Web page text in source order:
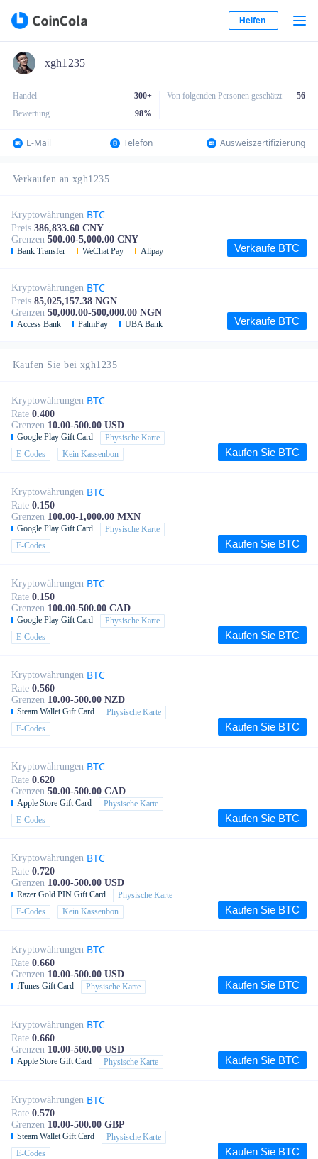
Helfen
xgh1235
Handel
300+
Bewertung
98%
Von folgenden Personen geschätzt 56
E-Mail Telefon Ausweiszertifizierung
Verkaufen an xgh1235
Kryptowährungen BTC
Preis 386,833.60 CNY
Grenzen 500.00-5,000.00 CNY
Bank Transfer WeChat Pay Alipay Verkaufe BTC
Kryptowährungen BTC
Preis 85,025,157.38 NGN
Grenzen 50,000.00-500,000.00 NGN
Access Bank PalmPay UBA Bank Verkaufe BTC
Kaufen Sie bei xgh1235
Kryptowährungen BTC
Rate 0.400
Grenzen 10.00-500.00 USD
Google Play Gift Card
Physische Karte
E-Codes
Kein Kassenbon Kaufen Sie BTC
Kryptowährungen BTC
Rate 0.150
Grenzen 100.00-1,000.00 MXN
Google Play Gift Card
Physische Karte
E-Codes
Kaufen Sie BTC
Kryptowährungen BTC
Rate 0.150
Grenzen 100.00-500.00 CAD
Google Play Gift Card
Physische Karte
E-Codes
Kaufen Sie BTC
Kryptowährungen BTC
Rate 0.560
Grenzen 10.00-500.00 NZD
Steam Wallet Gift Card
Physische Karte
E-Codes
Kaufen Sie BTC
Kryptowährungen BTC
Rate 0.620
Grenzen 50.00-500.00 CAD
Apple Store Gift Card
Physische Karte
E-Codes
Kaufen Sie BTC
Kryptowährungen BTC
Rate 0.720
Grenzen 10.00-500.00 USD
Razer Gold PIN Gift Card
Physische Karte
E-Codes
Kein Kassenbon Kaufen Sie BTC
Kryptowährungen BTC
Rate 0.660
Grenzen 10.00-500.00 USD
iTunes Gift Card Physische Karte Kaufen Sie BTC
Kryptowährungen BTC
Rate 0.660
Grenzen 10.00-500.00 USD
Apple Store Gift Card Physische Karte Kaufen Sie BTC
Kryptowährungen BTC
Rate 0.570
Grenzen 10.00-500.00 GBP
Steam Wallet Gift Card
Physische Karte
E-Codes
Kaufen Sie BTC